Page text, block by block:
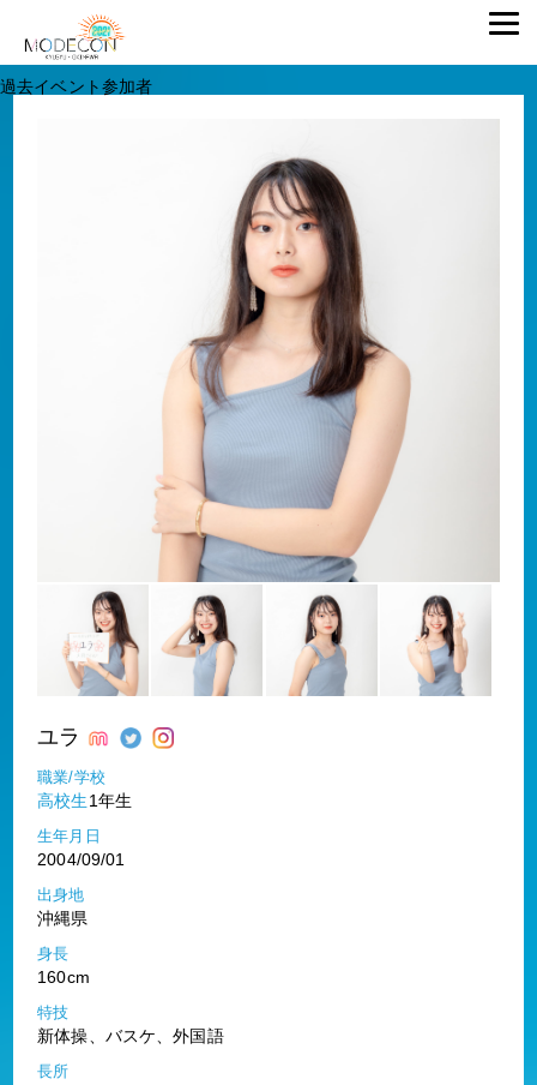
過去イベント参加者
ユラ
職業/学校
高校生1年生
生年月日
2004/09/01
出身地
沖縄県
身長
160cm
特技
新体操、バスケ、外国語
長所